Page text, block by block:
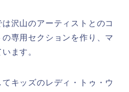
沢山のアーティストとのコ
専用セクションを作り、マ
ます。
キッズのレディ・トゥ・ウ